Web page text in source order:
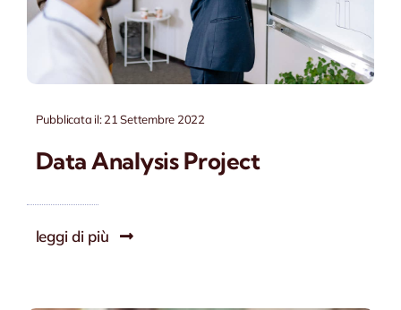
Pubblicata il: 21 Settembre 2022
Data Analysis Project
leggi di più